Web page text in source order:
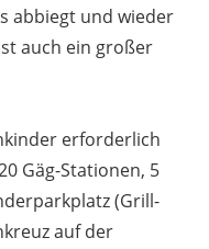
abbiegt und wieder
auch ein großer
erforderlich
Gäg-Stationen, 5
(Grill-
auf der